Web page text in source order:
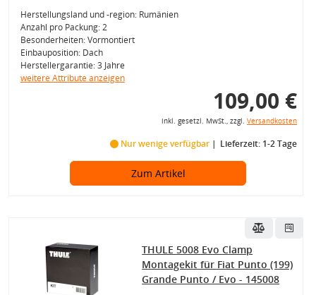
Herstellungsland und -region: Rumänien
Anzahl pro Packung: 2
Besonderheiten: Vormontiert
Einbauposition: Dach
Herstellergarantie: 3 Jahre
weitere Attribute anzeigen
109,00 €
inkl. gesetzl. MwSt., zzgl. Versandkosten
Nur wenige verfügbar Lieferzeit: 1-2 Tage
Zum Artikel
THULE 5008 Evo Clamp
Montagekit für Fiat Punto (199)
Grande Punto / Evo - 145008